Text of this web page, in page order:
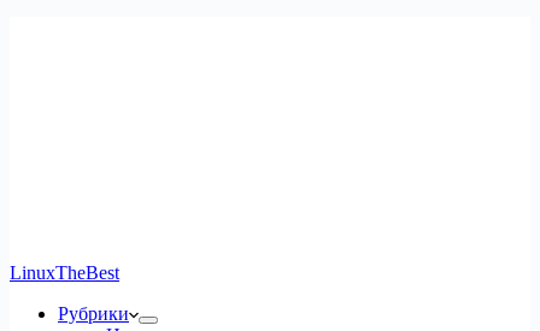
LinuxTheBest
Рубрики